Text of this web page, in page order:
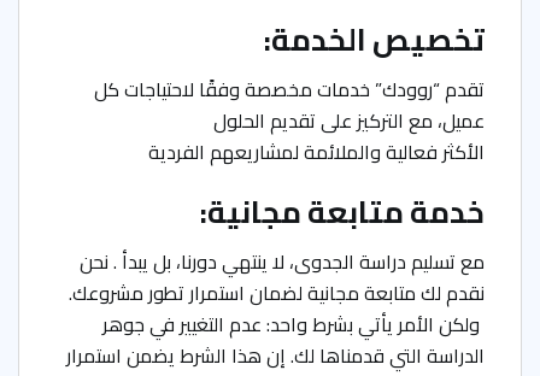
تخصيص الخدمة:
تقدم “روودك” خدمات مخصصة وفقًا لاحتياجات كل
عميل، مع التركيز على تقديم الحلول
الأكثر فعالية والملائمة لمشاريعهم الفردية
خدمة متابعة مجانية:
مع تسليم دراسة الجدوى، لا ينتهي دورنا، بل يبدأ . نحن
نقدم لك متابعة مجانية لضمان استمرار تطور مشروعك.
ولكن الأمر يأتي بشرط واحد: عدم التغيير في جوهر
الدراسة التي قدمناها لك. إن هذا الشرط يضمن استمرار